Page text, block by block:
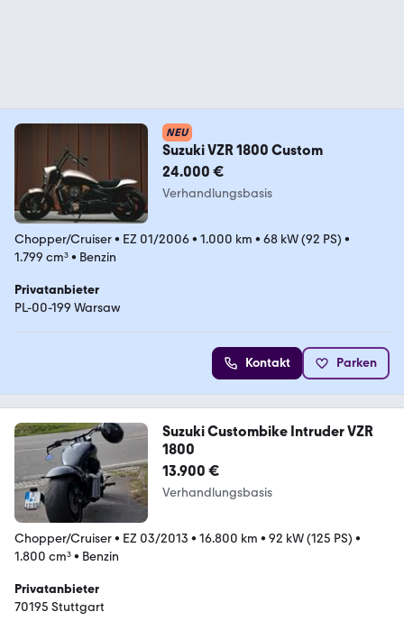
NEU
Suzuki VZR 1800 Custom
24.000 €
Verhandlungsbasis
Chopper/Cruiser• EZ 01/2006• 1.000 km • 68 kW (92 PS) •
1.799 cm³• Benzin
Privatanbieter
PL-00-199 Warsaw
Kontakt Parken
Suzuki Custombike Intruder VZR
1800
13.900 €
Verhandlungsbasis
Chopper/Cruiser• EZ 03/2013 • 16.800 km • 92 kW (125 PS) •
1.800 cm³• Benzin
Privatanbieter
70195 Stuttgart